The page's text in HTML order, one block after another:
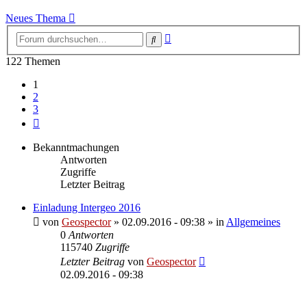
Neues Thema
Suche
122 Themen
1
2
3
Bekanntmachungen
Antworten
Zugriffe
Letzter Beitrag
Einladung Intergeo 2016
von Geospector» 02.09.2016 - 09:38 » in Allgemeines
0 Antworten
115740 Zugriffe
Letzter Beitrag von Geospector
02.09.2016 - 09:38